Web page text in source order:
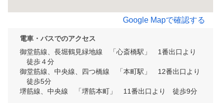
Google Mapで確認する
電車・バスでのアクセス
御堂筋線、長堀鶴見緑地線　「心斎橋駅」　1番出口より
徒歩４分
御堂筋線、中央線、四つ橋線　「本町駅」　12番出口より
徒歩5分
堺筋線、中央線　「堺筋本町」　11番出口より　徒歩9分